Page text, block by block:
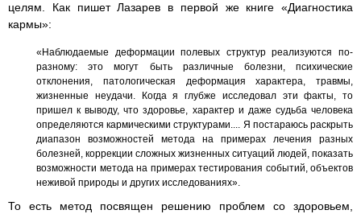
целям. Как пишет Лазарев в первой же книге «Диагностика
кармы»:
«Наблюдаемые деформации полевых структур реализуются по-
разному: это могут быть различные болезни, психические
отклонения, патологическая деформация характера, травмы,
жизненные неудачи. Когда я глубже исследовал эти факты, то
пришел к выводу, что здоровье, характер и даже судьба человека
определяются кармическими структурами.... Я постараюсь раскрыть
диапазон возможностей метода на примерах лечения разных
болезней, коррекции сложных жизненных ситуаций людей, показать
возможности метода на примерах тестирования событий, объектов
неживой природы и других исследованиях».
То есть метод посвящен решению проблем со здоровьем,